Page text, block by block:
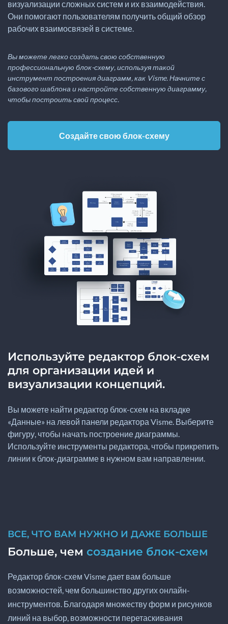
визуализации сложных систем и их взаимодействия.
Они помогают пользователям получить общий обзор
рабочих взаимосвязей в системе.
Вы можете легко создать свою собственную
профессиональную блок-схему, используя такой
инструмент построения диаграмм, как Visme. Начните с
базового шаблона и настройте собственную диаграмму,
чтобы построить свой процесс.
Создайте свою блок-схему
Используйте редактор блок-схем
для организации идей и
визуализации концепций.
Вы можете найти редактор блок-схем на вкладке
«Данные» на левой панели редактора Visme. Выберите
фигуру, чтобы начать построение диаграммы.
Используйте инструменты редактора, чтобы прикрепить
линии к блок-диаграмме в нужном вам направлении.
ВСЕ, ЧТО ВАМ НУЖНО И ДАЖЕ БОЛЬШЕ
Больше, чем создание блок-схем
Редактор блок-схем Visme дает вам больше
возможностей, чем большинство других онлайн-
инструментов. Благодаря множеству форм и рисунков
линий на выбор, возможности перетаскивания